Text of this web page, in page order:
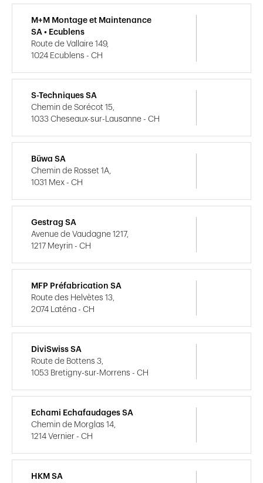
M+M Montage et Maintenance
SA • Ecublens
Route de Vallaire 149,
1024 Ecublens - CH
S-Techniques SA
Chemin de Sorécot 15,
1033 Cheseaux-sur-Lausanne - CH
Büwa SA
Chemin de Rosset 1A,
1031 Mex - CH
Gestrag SA
Avenue de Vaudagne 1217,
1217 Meyrin - CH
MFP Préfabrication SA
Route des Helvètes 13,
2074 Laténa - CH
DiviSwiss SA
Route de Bottens 3,
1053 Bretigny-sur-Morrens - CH
Echami Echafaudages SA
Chemin de Morglas 14,
1214 Vernier - CH
HKM SA